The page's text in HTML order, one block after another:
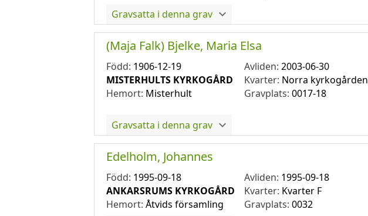
Gravsatta i denna grav
(Maja Falk) Bjelke, Maria Elsa
Född: 1906-12-19 Avliden:2003-06-30
MISTERHULTS KYRKOGÅRD
Kvarter: Norra kyrkogården
Hemort: Misterhult Gravplats:0017-18
Gravsatta i denna grav
Edelholm, Johannes
Född: 1995-09-18 Avliden: 1995-09-18
ANKARSRUMS KYRKOGÅRD
Kvarter: Kvarter F
Hemort: Åtvids församling Gravplats:0032